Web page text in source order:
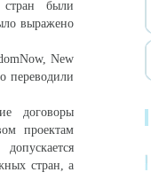
были
выражено
New
переводили
договоры
проектам
стран, а